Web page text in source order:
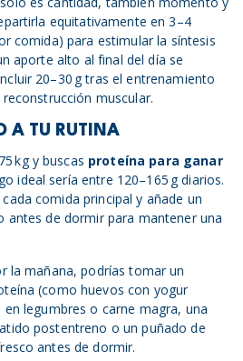
equitativamente en 3–4
comida) para estimular la síntesis
aporte alto al final del día se
20–30 g tras el entrenamiento
muscular.
A TU RUTINA
kg y buscas proteína para ganar
ideal sería entre 120–165 g diarios.
comida principal y añade un
antes de dormir para mantener una
la mañana, podrías tomar un
(como huevos con yogur
legumbres o carne magra, una
postentreno o un puñado de
antes de dormir.